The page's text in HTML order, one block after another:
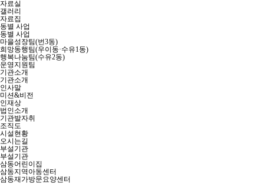
자료실
갤러리
자료집
동별 사업
동별 사업
마을성장팀(번3동)
희망동행팀(우이동·수유1동)
행복나눔팀(수유2동)
운영지원팀
기관소개
기관소개
인사말
미션&비전
인재상
법인소개
기관발자취
조직도
시설현황
오시는길
부설기관
부설기관
삼동어린이집
삼동지역아동센터
삼동재가방문요양센터